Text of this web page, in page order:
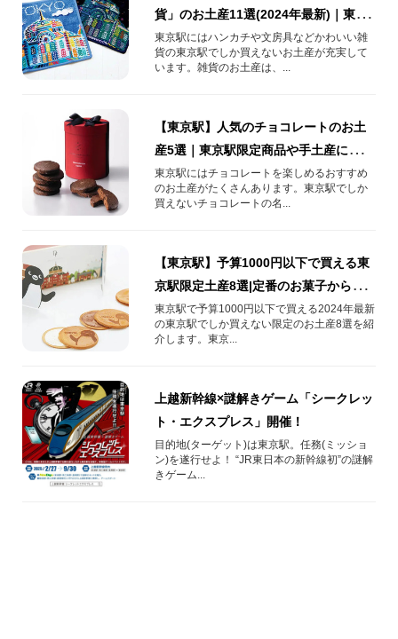
貨」のお土産11選(2024年最新)｜東京
駅でしか買えないかわいいハンカチ、
文房具、パスケース！
東京駅にはハンカチや文房具などかわいい雑
貨の東京駅でしか買えないお土産が充実して
います。雑貨のお土産は、...
【東京駅】人気のチョコレートのお土
産5選｜東京駅限定商品や手土産にもぴ
ったりの人気チョコレートをご紹介！
（2024年最新）
東京駅にはチョコレートを楽しめるおすすめ
のお土産がたくさんあります。東京駅でしか
買えないチョコレートの名...
【東京駅】予算1000円以下で買える東
京駅限定土産8選|定番のお菓子から自
分へのお土産にぴったりなスイーツま
で
東京駅で予算1000円以下で買える2024年最新
の東京駅でしか買えない限定のお土産8選を紹
介します。東京...
上越新幹線×謎解きゲーム「シークレッ
ト・エクスプレス」開催！
目的地(ターゲット)は東京駅。任務(ミッショ
ン)を遂行せよ！ “JR東日本の新幹線初”の謎解
きゲーム...